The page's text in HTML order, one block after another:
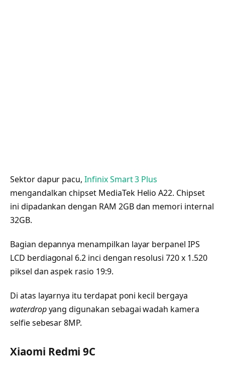
Sektor dapur pacu,Infinix Smart 3 Plus
mengandalkan chipset MediaTek Helio A22. Chipset
ini dipadankan dengan RAM 2GB dan memori internal
32GB.
Bagian depannya menampilkan layar berpanel IPS
LCD berdiagonal 6.2 inci dengan resolusi 720 x 1.520
piksel dan aspek rasio 19:9.
Di atas layarnya itu terdapat poni kecil bergaya
waterdropyang digunakan sebagai wadah kamera
selfie sebesar 8MP.
Xiaomi Redmi 9C